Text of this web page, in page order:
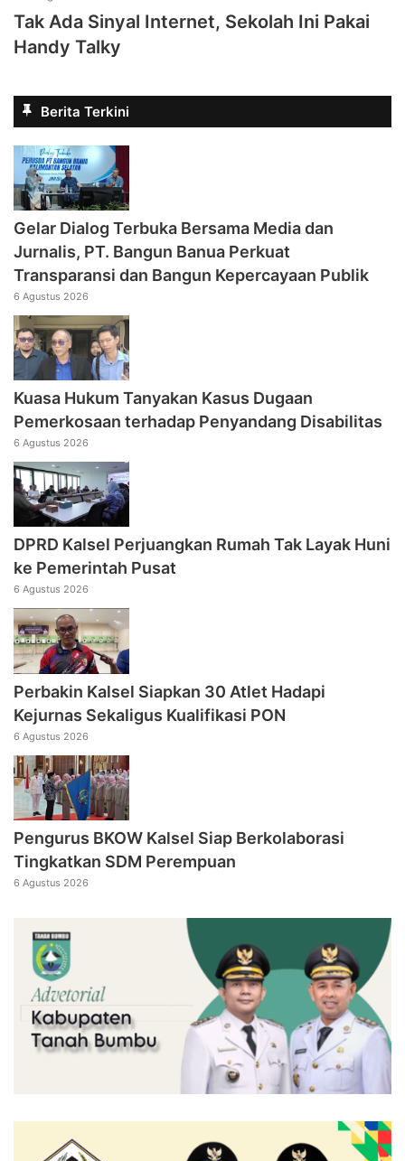
Tak Ada Sinyal Internet, Sekolah Ini Pakai
Handy Talky
Berita Terkini
Gelar Dialog Terbuka Bersama Media dan
Jurnalis, PT. Bangun Banua Perkuat
Transparansi dan Bangun Kepercayaan Publik
6 Agustus 2026
Kuasa Hukum Tanyakan Kasus Dugaan
Pemerkosaan terhadap Penyandang Disabilitas
6 Agustus 2026
DPRD Kalsel Perjuangkan Rumah Tak Layak Huni
ke Pemerintah Pusat
6 Agustus 2026
Perbakin Kalsel Siapkan 30 Atlet Hadapi
Kejurnas Sekaligus Kualifikasi PON
6 Agustus 2026
Pengurus BKOW Kalsel Siap Berkolaborasi
Tingkatkan SDM Perempuan
6 Agustus 2026